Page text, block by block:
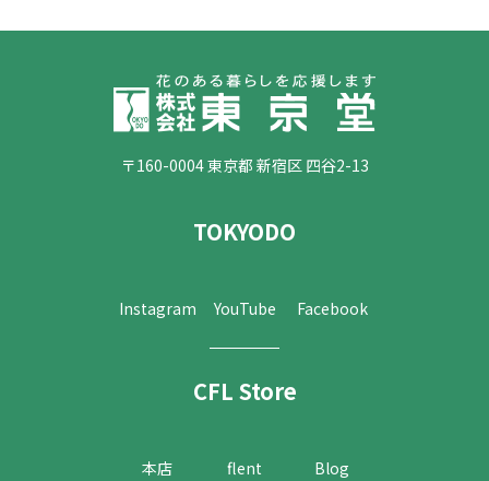
〒160-0004 東京都 新宿区 四谷2-13
TOKYODO
Instagram YouTube Facebook
CFL Store
本店 flent Blog